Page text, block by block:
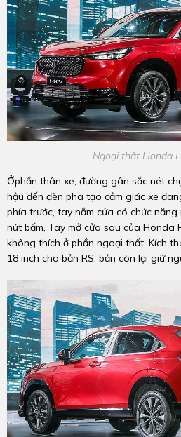
Ngoại thất Honda
Ởphần thân xe, đường gân sắc nét
hậu đến đèn pha tạo cảm giác xe
phía trước, tay nắm cửa có chức
nút bấm, Tay mở cửa sau của Honda
không thích ở phần ngoại thất. Kích
18 inch cho bản RS, bản còn lại giữ